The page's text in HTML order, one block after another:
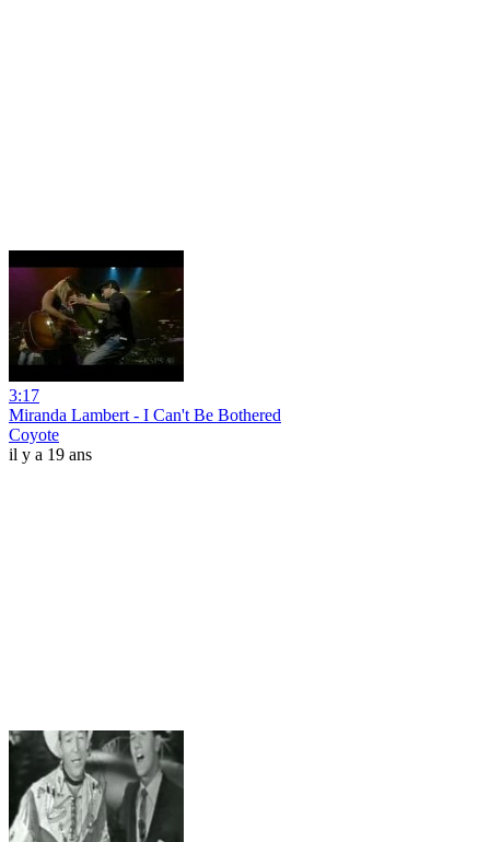
3:17
Miranda Lambert - I Can't Be Bothered
Coyote
il y a 19 ans